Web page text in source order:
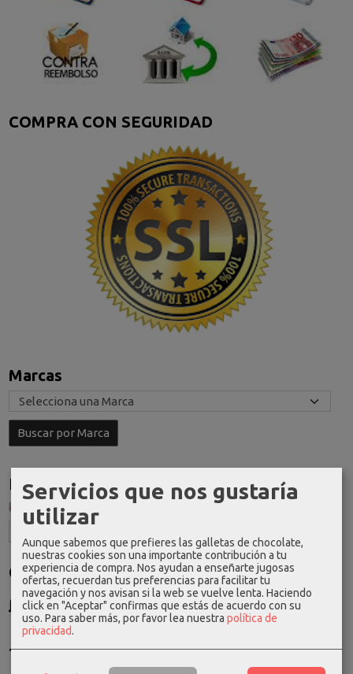
COMPRA CON SEGURIDAD
Marcas
Idioma
Costes de Envío
GRATIS *
Consultar Destinos
Tu Carrito (0)
Servicios que nos gustaría
utilizar
Aunque sabemos que prefieres las galletas de chocolate,
nuestras cookies son una importante contribución a tu
experiencia de compra. Nos ayudan a enseñarte jugosas
ofertas, recuerdan tus preferencias para facilitar tu
navegación y nos avisan si la web se vuelve lenta. Haciendo
click en "Aceptar" confirmas que estás de acuerdo con su
uso. Para saber más, por favor lea nuestra política de
privacidad.